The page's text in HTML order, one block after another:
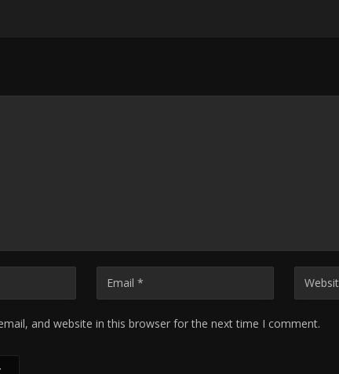
and website in this browser for the next time I comment.